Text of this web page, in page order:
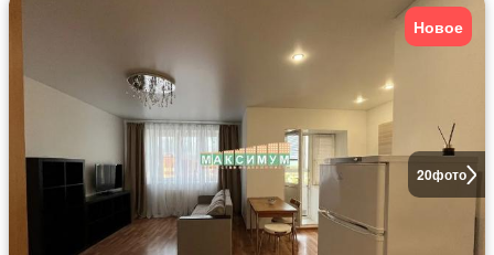
20фото
Новое